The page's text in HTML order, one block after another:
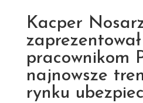
Kacper
zaprezentował
pracownikom
najnowsze
rynku